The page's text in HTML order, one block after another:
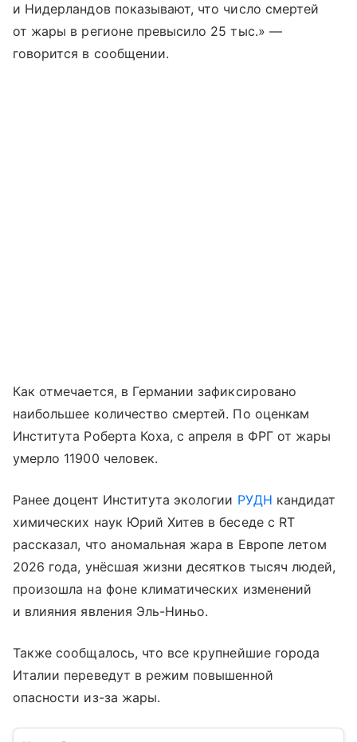
и Нидерландов показывают, что число смертей
от жары в регионе превысило 25 тыс.» —
говорится в сообщении.
Как отмечается, в Германии зафиксировано
наибольшее количество смертей. По оценкам
Института Роберта Коха, с апреля в ФРГ от жары
умерло 11900 человек.
Ранее доцент Института экологии РУДН кандидат
химических наук Юрий Хитев в беседе с RT
рассказал, что аномальная жара в Европе летом
2026 года, унёсшая жизни десятков тысяч людей,
произошла на фоне климатических изменений
и влияния явления Эль-Ниньо.
Также сообщалось, что все крупнейшие города
Италии переведут в режим повышенной
опасности из-за жары.